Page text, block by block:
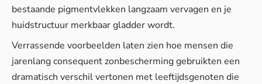
bestaande pigmentvlekken langzaam vervagen en je
huidstructuur merkbaar gladder wordt.
Verrassende voorbeelden laten zien hoe mensen die
jarenlang consequent zonbescherming gebruikten een
dramatisch verschil vertonen met leeftijdsgenoten die